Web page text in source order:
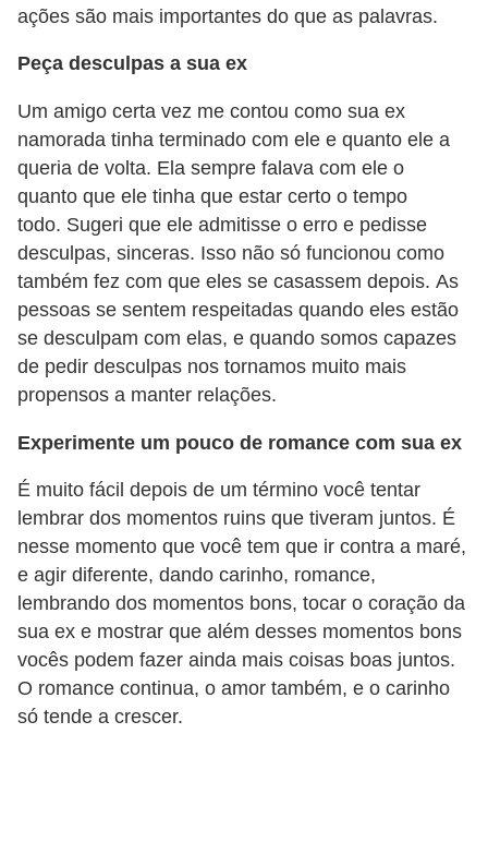
ações são mais importantes do que as palavras.
Peça desculpas a sua ex
Um amigo certa vez me contou como sua ex
namorada tinha terminado com ele e quanto ele a
queria de volta. Ela sempre falava com ele o
quanto que ele tinha que estar certo o tempo
todo. Sugeri que ele admitisse o erro e pedisse
desculpas, sinceras. Isso não só funcionou como
também fez com que eles se casassem depois. As
pessoas se sentem respeitadas quando eles estão
se desculpam com elas, e quando somos capazes
de pedir desculpas nos tornamos muito mais
propensos a manter relações.
Experimente um pouco de romance com sua ex
É muito fácil depois de um término você tentar
lembrar dos momentos ruins que tiveram juntos. É
nesse momento que você tem que ir contra a maré,
e agir diferente, dando carinho, romance,
lembrando dos momentos bons, tocar o coração da
sua ex e mostrar que além desses momentos bons
vocês podem fazer ainda mais coisas boas juntos.
O romance continua, o amor também, e o carinho
só tende a crescer.
e
m
a
s
c
u
l
i
n
o
s
é
s
e
m
ã
o
s
R
o